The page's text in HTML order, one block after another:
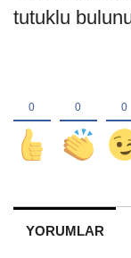
tutuklu
YORUMLAR